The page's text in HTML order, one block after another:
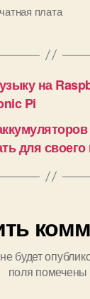
плата
на
Pi
для своего
будет
поля помечены